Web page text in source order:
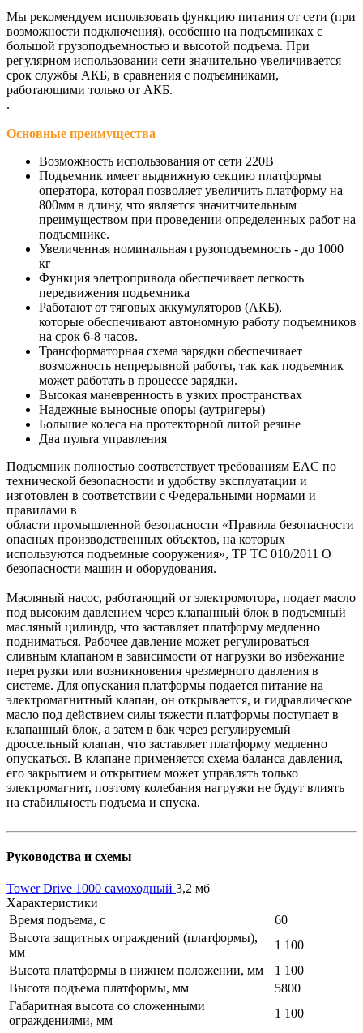
Мы рекомендуем использовать функцию питания от сети (при
возможности подключения), особенно на подъемниках с
большой грузоподъемностью и высотой подъема. При
регулярном использовании сети значительно увеличивается
срок службы АКБ, в сравнения с подъемниками,
работающими только от АКБ.
.
Основные преимущества
Возможность использования от сети 220В
Подъемник имеет выдвижную секцию платформы
оператора, которая позволяет увеличить платформу на
800мм в длину, что является значитчительным
преимуществом при проведении определенных работ на
подъемнике.
Увеличенная номинальная грузоподъемность - до 1000
кг
Функция элетропривода обеспечивает легкость
передвижения подъемника
Работают от тяговых аккумуляторов (АКБ),
которые обеспечивают автономную работу подъемников
на срок 6-8 часов.
Трансформаторная схема зарядки обеспечивает
возможность непрерывной работы, так как подъемник
может работать в процессе зарядки.
Высокая маневренность в узких пространствах
Надежные выносные опоры (аутригеры)
Большие колеса на протекторной литой резине
Два пульта управления
Подъемник полностью соответствует требованиям ЕAС по
технической безопасности и удобству эксплуатации и
изготовлен в соответствии с Федеральными нормами и
правилами в
области промышленной безопасности «Правила безопасности
опасных производственных объектов, на которых
используются подъемные сооружения», ТР ТС 010/2011 О
безопасности машин и оборудования.
Масляный насос, работающий от электромотора, подает масло
под высоким давлением через клапанный блок в подъемный
масляный цилиндр, что заставляет платформу медленно
подниматься. Рабочее давление может регулироваться
сливным клапаном в зависимости от нагрузки во избежание
перегрузки или возникновения чрезмерного давления в
системе. Для опускания платформы подается питание на
электромагнитный клапан, он открывается, и гидравлическое
масло под действием силы тяжести платформы поступает в
клапанный блок, а затем в бак через регулируемый
дроссельный клапан, что заставляет платформу медленно
опускаться. В клапане применяется схема баланса давления,
его закрытием и открытием может управлять только
электромагнит, поэтому колебания нагрузки не будут влиять
на стабильность подъема и спуска.
Руководства и схемы
Tower Drive 1000 самоходный 3,2 мб
Характеристики
Время подъема, с
60
Высота защитных ограждений (платформы),
мм
1 100
Высота платформы в нижнем положении, мм
1 100
Высота подъема платформы, мм
5800
Габаритная высота со сложенными
ограждениями, мм
1 100